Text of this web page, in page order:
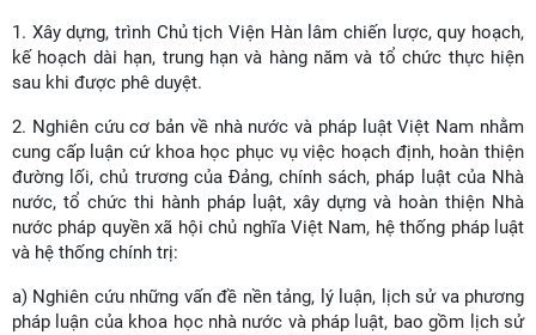
1. Xây dựng, trình Chủ tịch Viện Hàn lâm chiến lược, quy hoạch,
kế hoạch dài hạn, trung hạn và hàng năm và tổ chức thực hiện
sau khi được phê duyệt.
2. Nghiên cứu cơ bản về nhà nước và pháp luật Việt Nam nhằm
cung cấp luận cứ khoa học phục vụ việc hoạch định, hoàn thiện
đường lối, chủ trương của Đảng, chính sách, pháp luật của Nhà
nước, tổ chức thi hành pháp luật, xây dựng và hoàn thiện Nhà
nước pháp quyền xã hội chủ nghĩa Việt Nam, hệ thống pháp luật
và hệ thống chính trị:
a) Nghiên cứu những vấn đề nền tảng, lý luận, lịch sử va phương
pháp luận của khoa học nhà nước và pháp luật, bao gồm lịch sử